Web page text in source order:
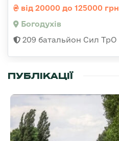
від 20000 до 125000 грн
Богодухів
209 батальйон Сил ТрО
ПУБЛІКАЦІЇ